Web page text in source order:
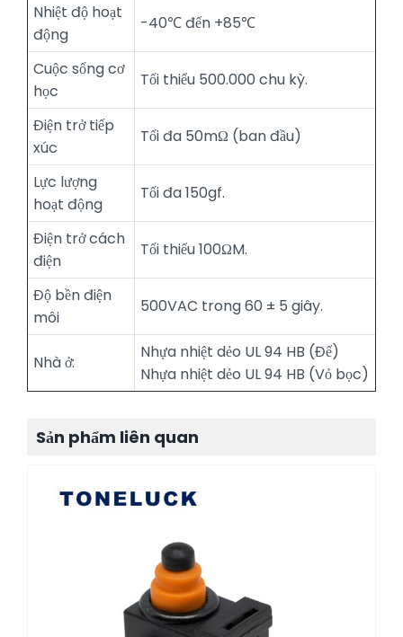
Nhiệt độ hoạt
động
-40℃ đến +85℃
Cuộc sống cơ
học
Tối thiểu 500.000 chu kỳ.
Điện trở tiếp
xúc
Tối đa 50mΩ (ban đầu)
Lực lượng
hoạt động
Tối đa 150gf.
Điện trở cách
điện
Tối thiểu 100ΩM.
Độ bền điện
môi
500VAC trong 60 ± 5 giây.
Nhà ở:
Nhựa nhiệt dẻo UL 94 HB (Đế)
Nhựa nhiệt dẻo UL 94 HB (Vỏ bọc)
Sản phẩm liên quan